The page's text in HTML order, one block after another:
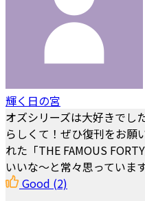
輝く日の宮
オズシリーズは大好きでし
らしくて！ぜひ復刊をお願
れた「THE FAMOUS
いいな～と常々思っていま
Good (2)